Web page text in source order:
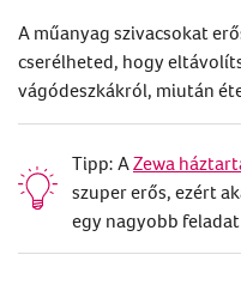
A műanyag szivacsokat
cserélheted, hogy
vágódeszkákról, miután
Tipp: AZewa
szuper erős, ezért
egy nagyobb